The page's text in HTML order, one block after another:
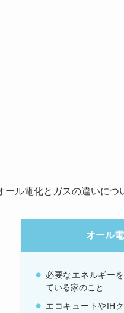
ール電化とガスの違いにつ
オール
必要なエネルギー
ている家のこと
エコキュートやIH